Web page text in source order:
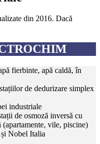
din 2016. Dacă
fierbinte, apă caldă, în
de dedurizare simplex
industriale
de osmoză inversă cu
(apartamente, vile, piscine)
Nobel Italia